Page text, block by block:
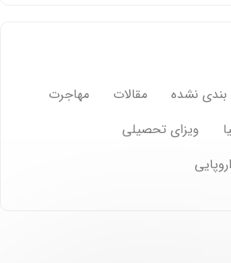
نشده مقالات
مهاجرت
ویزای تحصیلی